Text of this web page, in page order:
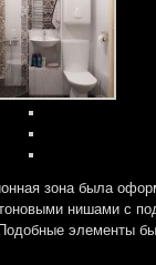
зона была
нишами с
элементы